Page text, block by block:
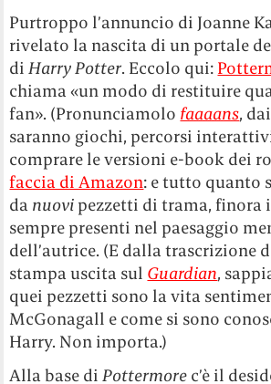
Purtroppo l’annuncio di Joanne
rivelato la nascita di un portale
diHarry Potter. Eccolo qui:
chiama «un modo di restituire
fan». (Pronunciamolo faaaans,
saranno giochi, percorsi
comprare le versioni e-book dei
faccia di Amazon: e tutto quanto
da nuovi pezzetti di trama, finora
sempre presenti nel paesaggio
dell’autrice. (E dalla trascrizione
stampa uscita sul Guardian,
quei pezzetti sono la vita
McGonagall e come si sono
Harry. Non importa.)
Alla base diPottermore c’è il